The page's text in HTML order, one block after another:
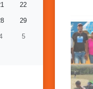
22
29
5